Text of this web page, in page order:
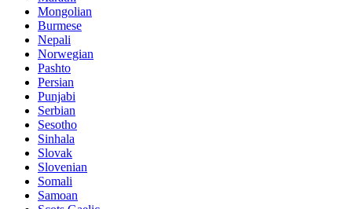
Mongolian
Burmese
Nepali
Norwegian
Pashto
Persian
Punjabi
Serbian
Sesotho
Sinhala
Slovak
Slovenian
Somali
Samoan